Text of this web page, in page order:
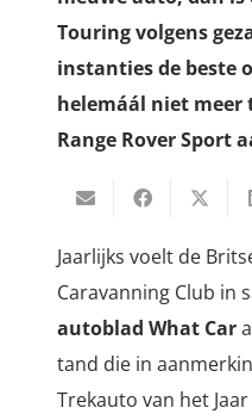
Touring volgens
instanties de beste
helemáál niet meer
Range Rover Sport
Jaarlijks voelt de
Caravanning Club in
autoblad What Car
tand die in
Trekauto van het